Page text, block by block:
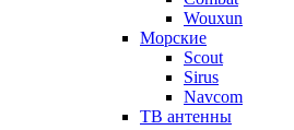
Wouxun
Морские
Scout
Sirus
Navcom
ТВ антенны